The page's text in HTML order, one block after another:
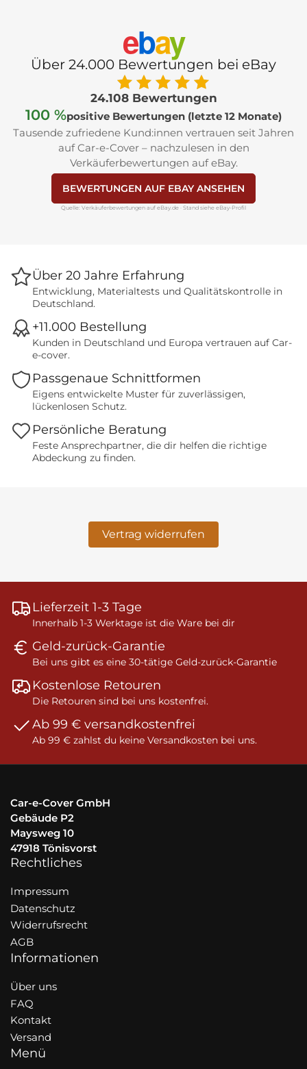
ebay
Über 24.000 Bewertungen bei eBay
24.108 Bewertungen
100 %positive Bewertungen (letzte 12 Monate)
Tausende zufriedene Kund:innen vertrauen seit Jahren
auf Car-e-Cover – nachzulesen in den
Verkäuferbewertungen auf eBay.
BEWERTUNGEN AUF EBAY ANSEHEN
Quelle: Verkäuferbewertungen auf eBay.de · Stand siehe eBay-Profil
Über 20 Jahre Erfahrung
Entwicklung, Materialtests und Qualitätskontrolle in
Deutschland.
+11.000 Bestellung
Kunden in Deutschland und Europa vertrauen auf Car-
e-cover.
Passgenaue Schnittformen
Eigens entwickelte Muster für zuverlässigen,
lückenlosen Schutz.
Persönliche Beratung
Feste Ansprechpartner, die dir helfen die richtige
Abdeckung zu finden.
Vertrag widerrufen
Lieferzeit 1-3 Tage
Innerhalb 1-3 Werktage ist die Ware bei dir
Geld-zurück-Garantie
Bei uns gibt es eine 30-tätige Geld-zurück-Garantie
Kostenlose Retouren
Die Retouren sind bei uns kostenfrei.
Ab 99 € versandkostenfrei
Ab 99 € zahlst du keine Versandkosten bei uns.
Car-e-Cover GmbH
Gebäude P2
Maysweg 10
47918 Tönisvorst
Rechtliches
Impressum
Datenschutz
Widerrufsrecht
AGB
Informationen
Über uns
FAQ
Kontakt
Versand
Menü